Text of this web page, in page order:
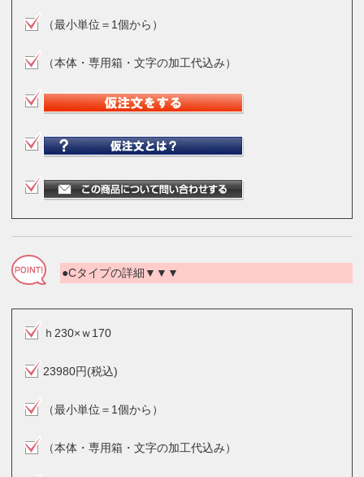
（最小単位＝1個から）
（本体・専用箱・文字の加工代込み）
●Cタイプの詳細▼▼▼
ｈ230×ｗ170
23980円(税込)
（最小単位＝1個から）
（本体・専用箱・文字の加工代込み）